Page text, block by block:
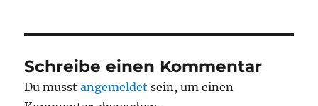
Schreibe einen Kommentar
Du musstangemeldet sein, um einen